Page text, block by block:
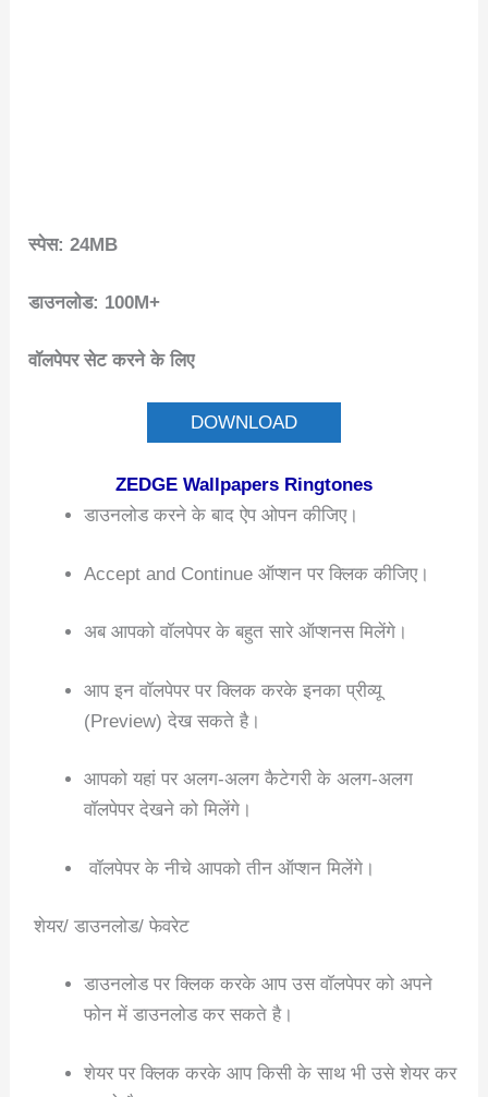
स्पेस: 24MB
डाउनलोड: 100M+
वॉलपेपर सेट करने के लिए
DOWNLOAD
ZEDGE Wallpapers Ringtones
डाउनलोड करने के बाद ऐप ओपन कीजिए।
Accept and Continue ऑप्शन पर क्लिक कीजिए।
अब आपको वॉलपेपर के बहुत सारे ऑप्शनस मिलेंगे।
आप इन वॉलपेपर पर क्लिक करके इनका प्रीव्यू
(Preview) देख सकते है।
आपको यहां पर अलग-अलग कैटेगरी के अलग-अलग
वॉलपेपर देखने को मिलेंगे।
वॉलपेपर के नीचे आपको तीन ऑप्शन मिलेंगे।
शेयर/ डाउनलोड/ फेवरेट
डाउनलोड पर क्लिक करके आप उस वॉलपेपर को अपने
फोन में डाउनलोड कर सकते है।
शेयर पर क्लिक करके आप किसी के साथ भी उसे शेयर कर